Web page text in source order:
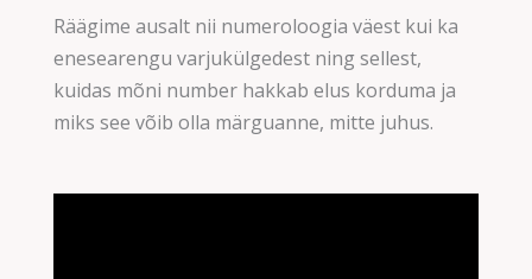
Räägime ausalt nii numeroloogia väest kui ka
enesearengu varjukülgedest ning sellest,
kuidas mõni number hakkab elus korduma ja
miks see võib olla märguanne, mitte juhus.